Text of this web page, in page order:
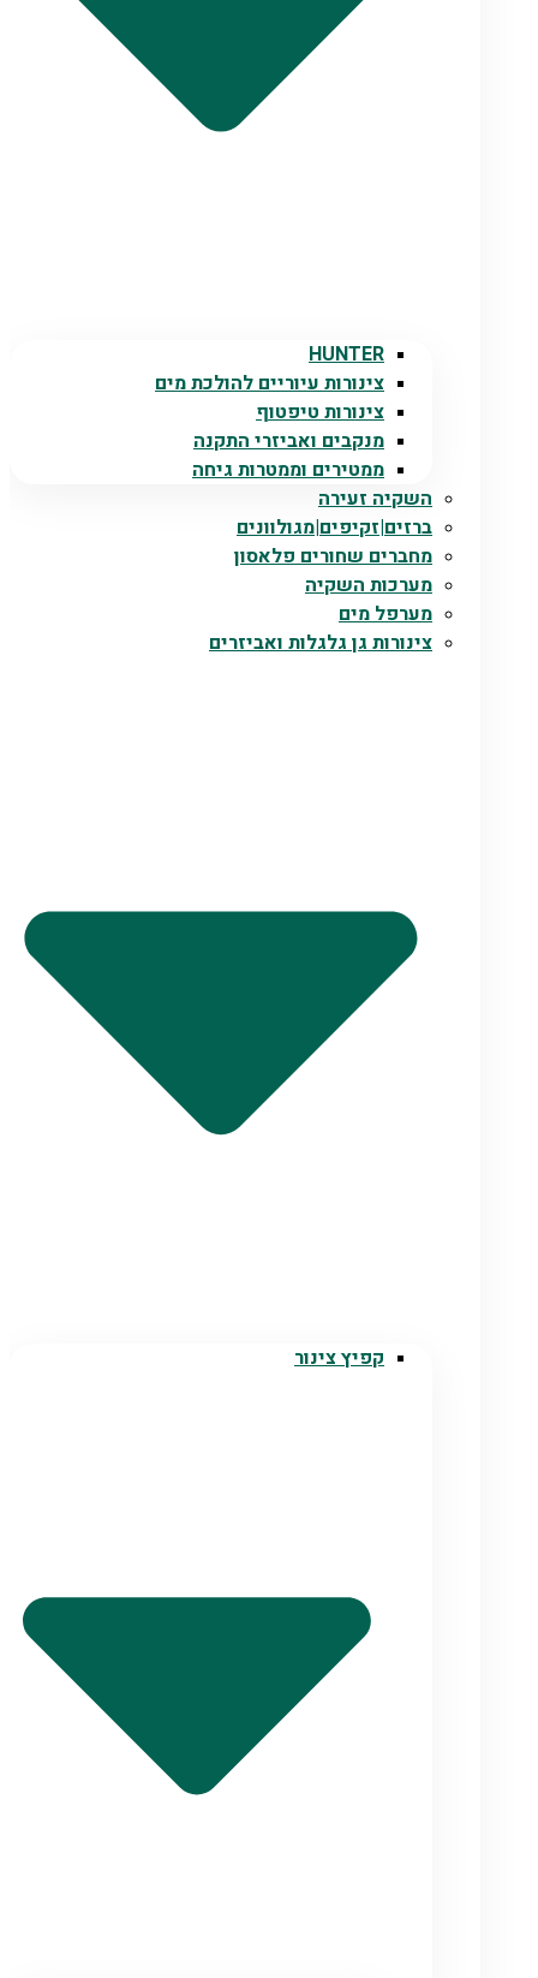
HUNTER
צינורות עיוריים להולכת מים
צינורות טיפטוף
מנקבים ואביזרי התקנה
ממטירים וממטרות גיחה
השקיה זעירה
ברזים|זקיפים|מגולוונים
מחברים שחורים פלאסון
מערכות השקיה
מערפל מים
צינורות גן גלגלות ואביזרים
קפיץ צינור